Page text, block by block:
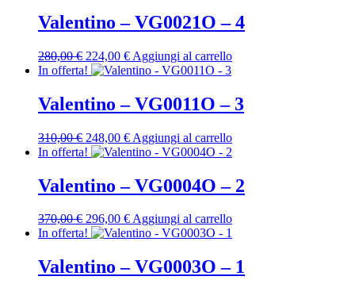
era:
250,00 €.
è:
200,00 €.
Valentino – VG0021O – 4
280,00€ Il
prezzo
era:
280,00 €.
224,00 €Il
prezzo
è:
224,00 €.
Aggiungi al carrello
In offerta!
Valentino – VG0011O – 3
310,00€ Il
prezzo
era:
310,00 €.
248,00 €Il
prezzo
è:
248,00 €.
Aggiungi al carrello
In offerta!
Valentino – VG0004O – 2
370,00€ Il
prezzo
era:
370,00 €.
296,00 €Il
prezzo
è:
296,00 €.
Aggiungi al carrello
In offerta!
Valentino – VG0003O – 1